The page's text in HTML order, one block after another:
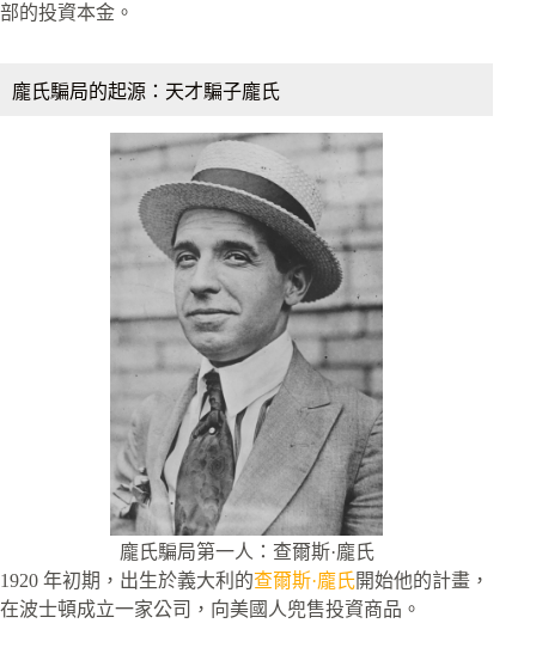
部的投資本金。
龐氏騙局的起源：天才騙子龐氏
龐氏騙局第一人：查爾斯·龐氏
1920 年初期，出生於義大利的查爾斯·龐氏開始他的計畫，
在波士頓成立一家公司，向美國人兜售投資商品。